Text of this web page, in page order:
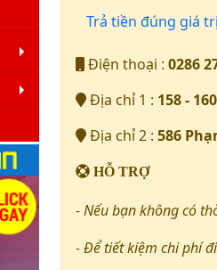
Trả tiền đúng giá trị
Điện thoại : 0286
Địa chỉ 1 : 158 -
Địa chỉ 2 : 586
HỖ TRỢ
- Nếu bạn không có
- Để tiết kiệm chi phí